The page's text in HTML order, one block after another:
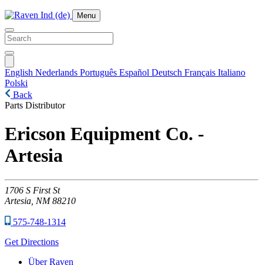
Menu
English Nederlands Português Español Deutsch Français Italiano
Polski
Back
Parts Distributor
Ericson Equipment Co. -
Artesia
1706 S First St
Artesia, NM 88210
575-748-1314
Get Directions
Über Raven